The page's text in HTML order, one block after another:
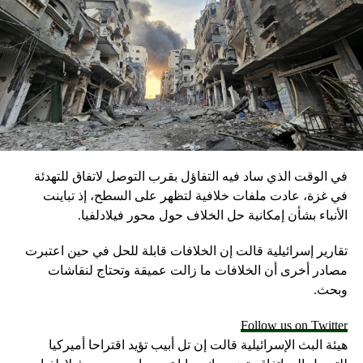
في الوقت الذي ساد فيه التفاؤل بقرب التوصل لاتفاق للتهدئة
في غزة، عادت ملفات خلافية لتظهر على السطح، إذ تباينت
الأنباء بشأن إمكانية حل الخلاف حول محور فيلادلفيا.
تقارير إسرائيلية قالت إن الخلافات قابلة للحل في حين اعتبرت
مصادر أخرى أن الخلافات ما زالت عميقة وتحتاج لنقاشات
وبحث.
Follow us on Twitter
هيئة البث الإسرائيلية قالت إن تل أبيب تؤيد اقتراحا أميركيا